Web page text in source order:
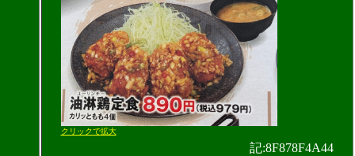
クリックで拡大
記:8F878F4A44